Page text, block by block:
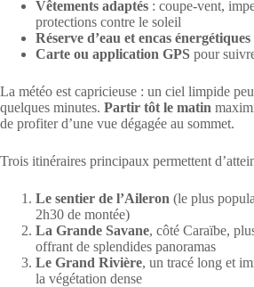
Vêtements adaptés : coupe-vent,
protections contre le soleil
Réserve d’eau et encas énergétiques
Carte ou application GPS pour
La météo est capricieuse : un ciel limpide
quelques minutes. Partir tôt le matin
de profiter d’une vue dégagée au sommet.
Trois itinéraires principaux permettent
Le sentier de l’Aileron (le plus
2h30 de montée)
La Grande Savane, côté Caraïbe,
offrant de splendides panoramas
Le Grand Rivière, un tracé long et
la végétation dense